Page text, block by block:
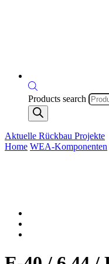
Products search
Aktuelle Rückbau Projekte
Home WEA-Komponenten